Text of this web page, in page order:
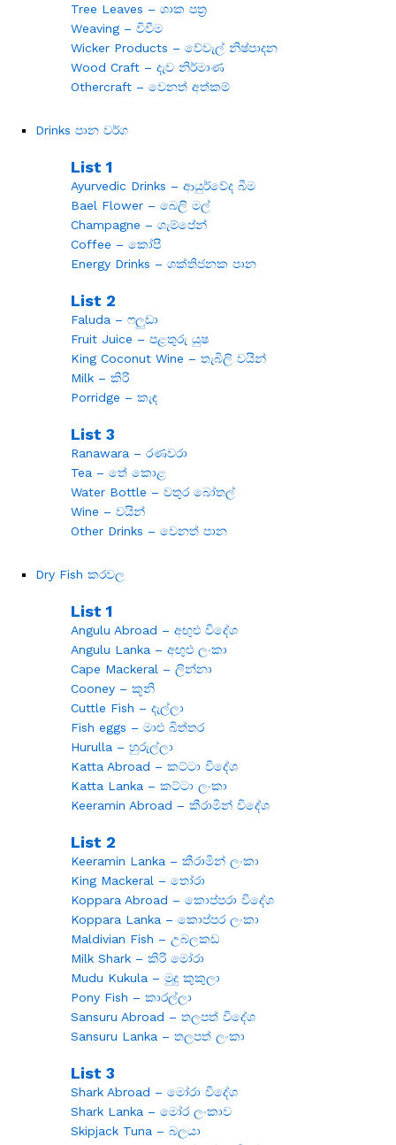
Tree Leaves – ශාක පත්‍ර
Weaving – විවීම
Wicker Products – වේවැල් නිෂ්පාදන
Wood Craft – දැව නිර්මාණ
Othercraft – වෙනත් අත්කම්
Drinks පාන වර්ග
List 1
Ayurvedic Drinks – ආයුර්වේද බීම
Bael Flower – බෙලි මල්
Champagne – ශැම්පේන්
Coffee – කෝපී
Energy Drinks – ශක්තිජනක පාන
List 2
Faluda – ෆලුඩා
Fruit Juice – පළතුරු යුෂ
King Coconut Wine – තැබිලි වයින්
Milk – කිරි
Porridge – කැඳ
List 3
Ranawara – රණවරා
Tea – තේ කොළ
Water Bottle – වතුර බෝතල්
Wine – වයින්
Other Drinks – වෙනත් පාන
Dry Fish කරවල
List 1
Angulu Abroad – අඟුළු විදේශ
Angulu Lanka – අඟුළු ලංකා
Cape Mackeral – ලින්නා
Cooney – කූනි
Cuttle Fish – දැල්ලා
Fish eggs – මාළු බිත්තර
Hurulla – හුරුල්ලා
Katta Abroad – කට්ටා විදේශ
Katta Lanka – කට්ටා ලංකා
Keeramin Abroad – කීරාමින් විදේශ
List 2
Keeramin Lanka – කීරාමින් ලංකා
King Mackeral – තෝරා
Koppara Abroad – කොප්පරා විදේශ
Koppara Lanka – කොප්පර ලංකා
Maldivian Fish – උබලකඩ
Milk Shark – කිරි මෝරා
Mudu Kukula – මුදු කුකුලා
Pony Fish – කාරල්ලා
Sansuru Abroad – තලපත් විදේශ
Sansuru Lanka – තලපත් ලංකා
List 3
Shark Abroad – මෝරා විදේශ
Shark Lanka – මෝර ලංකාව
Skipjack Tuna – බලයා